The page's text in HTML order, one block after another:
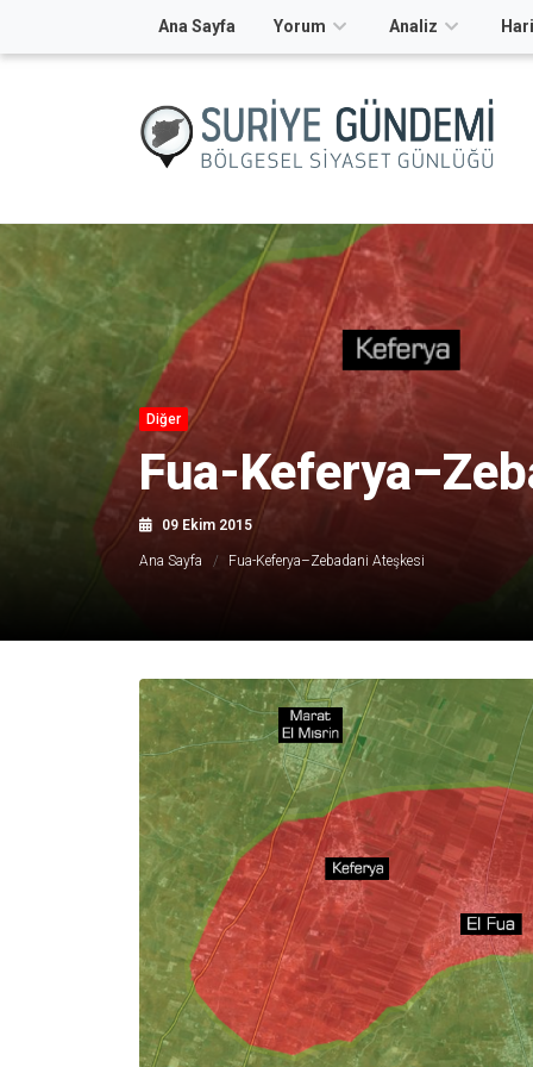
Ana Sayfa Yorum Analiz
Diğer
Fua-
09 Ekim 2015
Ana Sayfa Fua-Keferya–Zebadani Ateşkesi